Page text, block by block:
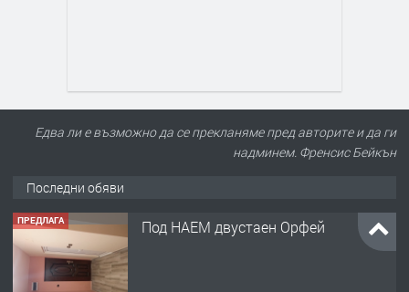
Едва ли е възможно да се прекланяме пред авторите и да ги
надминем. Френсис Бейкън
Последни обяви
ПРЕДЛАГА Под НАЕМ двустаен Орфей